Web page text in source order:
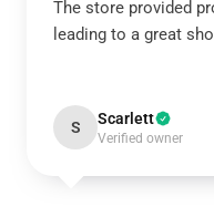
The store provided
leading to a great
S Scarlett
Verified owner